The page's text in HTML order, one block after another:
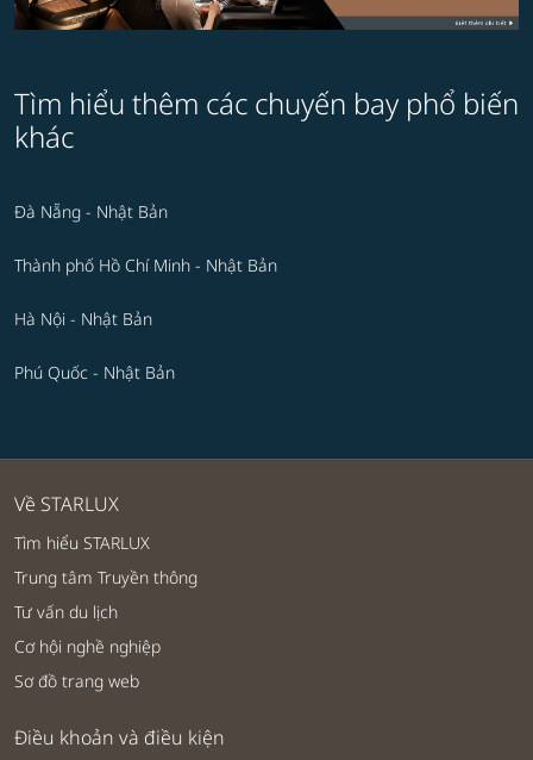
Tìm hiểu thêm các chuyến bay phổ biến
khác
Đà Nẵng - Nhật Bản
Thành phố Hồ Chí Minh - Nhật Bản
Hà Nội - Nhật Bản
Phú Quốc - Nhật Bản
Về STARLUX
Tìm hiểu STARLUX
Trung tâm Truyền thông
Tư vấn du lịch
Cơ hội nghề nghiệp
Sơ đồ trang web
Điều khoản và điều kiện